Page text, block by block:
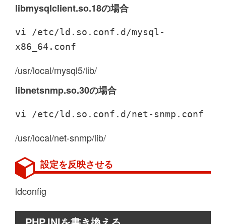
libmysqlclient.so.18の場合
vi /etc/ld.so.conf.d/mysql-
x86_64.conf
/usr/local/mysql5/lib/
libnetsnmp.so.30の場合
vi /etc/ld.so.conf.d/net-snmp.conf
/usr/local/net-snmp/lib/
設定を反映させる
ldconfig